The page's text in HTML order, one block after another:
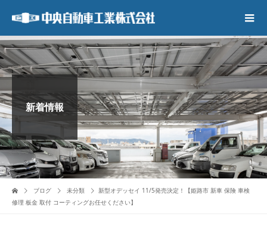
新着情報
ブログ 未分類
新型オデッセイ 11/5発売決定！【姫路市 新車 保険 車検
修理 板金 取付 コーティングお任せください】